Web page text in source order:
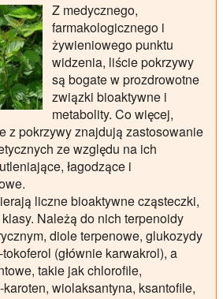
Z medycznego,
farmakologicznego i
żywieniowego punktu
widzenia, liście pokrzywy
są bogate w prozdrowotne
związki bioaktywne i
metabolity. Co więcej,
z pokrzywy znajdują zastosowanie
ze względu na ich
łagodzące i
liczne bioaktywne cząsteczki,
Należą do nich terpenoidy
diole terpenowe, glukozydy
(głównie karwakrol), a
takie jak chlorofile,
wiolaksantyna, ksantofile,